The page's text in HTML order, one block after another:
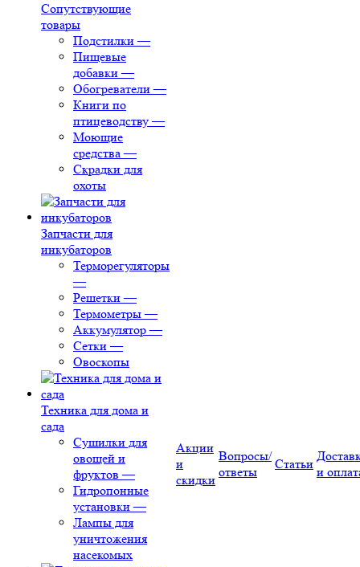
Сопутствующие
товары
Подстилки —
Пищевые
добавки —
Обогреватели —
Книги по
птицеводству —
Моющие
средства —
Скрадки для
охоты
Запчасти для
инкубаторов
Терморегуляторы
—
Решетки —
Термометры —
Аккумулятор —
Сетки —
Овоскопы
Техника для дома и
сада
Сушилки для
овощей и
фруктов —
Гидропонные
установки —
Лампы для
уничтожения
насекомых
Акции
и
скидки
Вопросы/
ответы
Статьи
и